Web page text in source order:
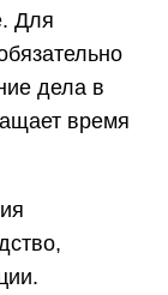
Для
дела в
время